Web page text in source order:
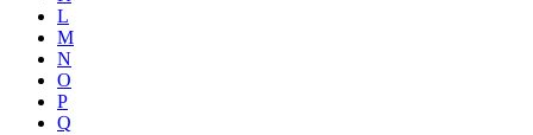
L
M
N
O
P
Q